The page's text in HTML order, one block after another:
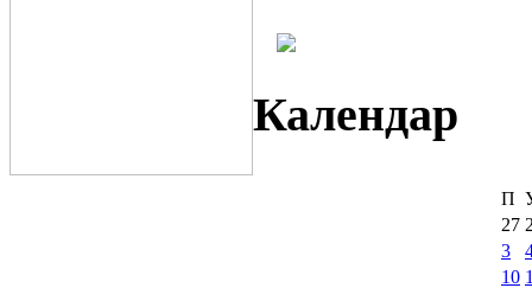
Календар
П
27
3
10